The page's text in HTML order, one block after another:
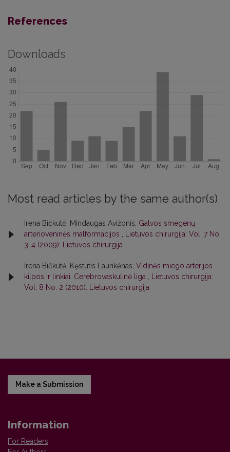
References
Downloads
Most read articles by the same author(s)
Irena Bičkutė, Mindaugas Avižonis, Galvos smegenų
arterioveninės malformacijos
Lietuvos chirurgija: Vol. 7 No.
3-4 (2009): Lietuvos chirurgija
Irena Bičkutė, Kęstutis Laurikėnas, Vidinės miego arterijos
kilpos ir linkiai. Cerebrovaskulinė liga
Lietuvos chirurgija:
Vol. 8 No. 2 (2010): Lietuvos chirurgija
Make a Submission
Information
For Readers